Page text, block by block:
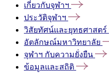
เกี่ยวกับจุฬาฯ
ประวัติจุฬาฯ
วิสัยทัศน์และยุทธศาสตร์
อัตลักษณ์มหาวิทยาลัย
จุฬาฯ กับความยั่งยืน
ข้อมูลและสถิติ